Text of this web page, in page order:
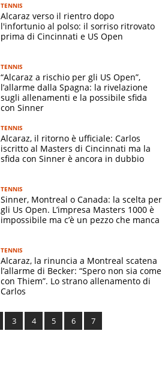
TENNIS
Alcaraz verso il rientro dopo
l'infortunio al polso: il sorriso ritrovato
prima di Cincinnati e US Open
TENNIS
“Alcaraz a rischio per gli US Open”,
l’allarme dalla Spagna: la rivelazione
sugli allenamenti e la possibile sfida
con Sinner
TENNIS
Alcaraz, il ritorno è ufficiale: Carlos
iscritto al Masters di Cincinnati ma la
sfida con Sinner è ancora in dubbio
TENNIS
Sinner, Montreal o Canada: la scelta per
gli Us Open. L’impresa Masters 1000 è
impossibile ma c’è un pezzo che manca
TENNIS
Alcaraz, la rinuncia a Montreal scatena
l’allarme di Becker: “Spero non sia come
con Thiem”. Lo strano allenamento di
Carlos
3 4 5 6 7